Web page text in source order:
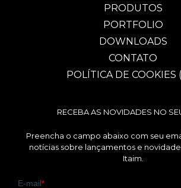
PRODUTOS
PORTFOLIO
DOWNLOADS
CONTATO
POLÍTICA DE COOKIES
RECEBA AS NOVIDADES NO
Preencha o campo abaixo com seu
notícias sobre lançamentos e
Itaim.